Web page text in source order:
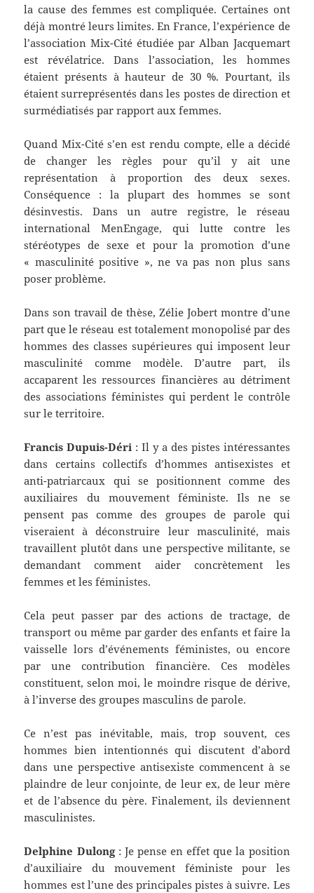
la cause des femmes est compliquée. Certaines ont
déjà montré leurs limites. En France, l’expérience de
l’association Mix-Cité étudiée par Alban Jacquemart
est révélatrice. Dans l’association, les hommes
étaient présents à hauteur de 30 %. Pourtant, ils
étaient surreprésentés dans les postes de direction et
surmédiatisés par rapport aux femmes.
Quand Mix-Cité s’en est rendu compte, elle a décidé
de changer les règles pour qu’il y ait une
représentation à proportion des deux sexes.
Conséquence : la plupart des hommes se sont
désinvestis. Dans un autre registre, le réseau
international MenEngage, qui lutte contre les
stéréotypes de sexe et pour la promotion d’une
« masculinité positive », ne va pas non plus sans
poser problème.
Dans son travail de thèse, Zélie Jobert montre d’une
part que le réseau est totalement monopolisé par des
hommes des classes supérieures qui imposent leur
masculinité comme modèle. D’autre part, ils
accaparent les ressources financières au détriment
des associations féministes qui perdent le contrôle
sur le territoire.
Francis Dupuis-Déri : Il y a des pistes intéressantes
dans certains collectifs d’hommes antisexistes et
anti-patriarcaux qui se positionnent comme des
auxiliaires du mouvement féministe. Ils ne se
pensent pas comme des groupes de parole qui
viseraient à déconstruire leur masculinité, mais
travaillent plutôt dans une perspective militante, se
demandant comment aider concrètement les
femmes et les féministes.
Cela peut passer par des actions de tractage, de
transport ou même par garder des enfants et faire la
vaisselle lors d’événements féministes, ou encore
par une contribution financière. Ces modèles
constituent, selon moi, le moindre risque de dérive,
à l’inverse des groupes masculins de parole.
Ce n’est pas inévitable, mais, trop souvent, ces
hommes bien intentionnés qui discutent d’abord
dans une perspective antisexiste commencent à se
plaindre de leur conjointe, de leur ex, de leur mère
et de l’absence du père. Finalement, ils deviennent
masculinistes.
Delphine Dulong: Je pense en effet que la position
d’auxiliaire du mouvement féministe pour les
hommes est l’une des principales pistes à suivre. Les